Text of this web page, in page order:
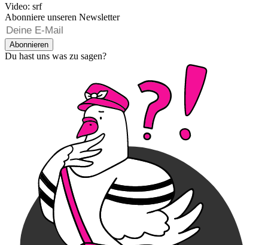
Video: srf
Abonniere unseren Newsletter
Abonnieren
Du hast uns was zu sagen?